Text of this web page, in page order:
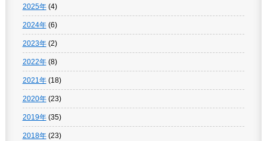
2025年(4)
2024年(6)
2023年(2)
2022年(8)
2021年(18)
2020年(23)
2019年(35)
2018年(23)